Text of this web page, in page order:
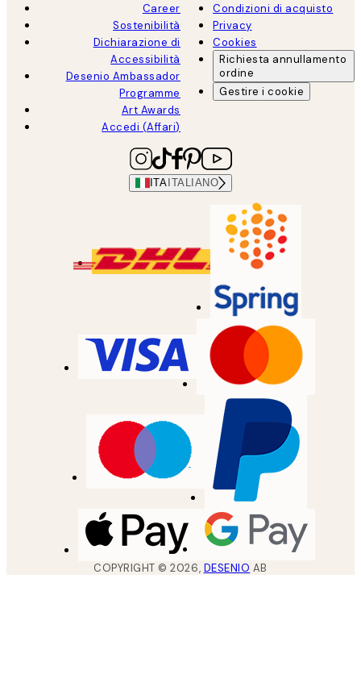
Career
Sostenibilità
Dichiarazione di
Accessibilità
Desenio Ambassador
Programme
Art Awards
Accedi (Affari)
Condizioni di acquisto
Privacy
Cookies
Richiesta annullamento
ordine
Gestire i cookie
ITA ITALIANO
COPYRIGHT ©2026, DESENIO AB